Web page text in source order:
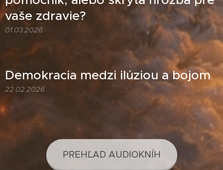
vaše zdravie?
01.03.2026
Demokracia medzi ilúziou a bojom
22.02.2026
PREHĽAD AUDIOKNÍH